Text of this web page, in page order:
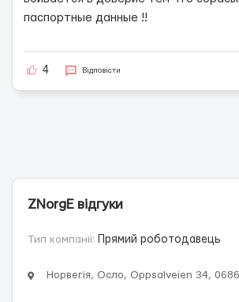
паспортные данные !!
4 Відповісти
ZNorgE відгуки
Тип компанії: Прямий роботодавець
Норвегія, Осло, Oppsalveien 34,